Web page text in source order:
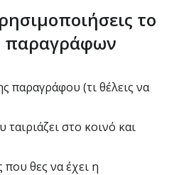
το
παραγράφων
παραγράφου (τι θέλεις να
ταιριάζει στο κοινό και
που θες να έχει η